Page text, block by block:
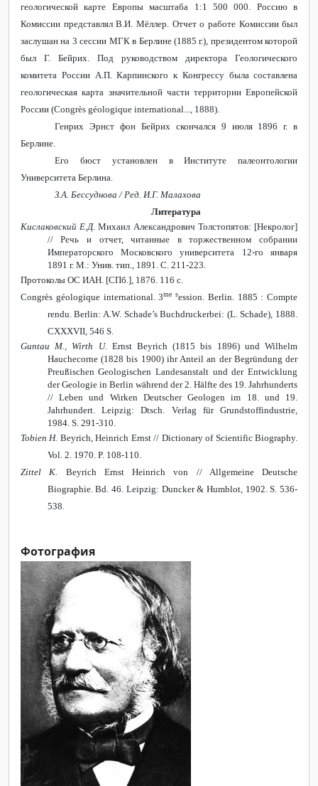
геологической карте Европы масштаба 1:1 500 000. Россию в
Комиссии представлял В.И. Мёллер. Отчет о работе Комиссии был
заслушан на 3 сессии МГК в Берлине (1885 г.), президентом которой
был Г. Бейрих. Под руководством директора Геологического
комитета России А.П. Карпинского к Конгрессу была составлена
геологическая карта значительной части территории Европейской
России (Congrès géologique international ..., 1888).
Генрих Эрнст фон Бейрих скончался 9 июля 1896 г. в
Берлине.
Его бюст установлен в Институте палеонтологии
Университета Берлина.
З.А. Бессуднова / Ред. И.Г. Малахова
Литература
Кислаковский Е.Д. Михаил Александрович Толстопятов: [Некролог]
// Речь и отчет, читанные в торжественном собрании
Императорского Московского университета 12-го января
1891 г. М.: Унив. тип., 1891. С. 211-223.
Протоколы ОС ИАН. [СПб.], 1876. 116 с.
Congrès géologique international. 3me session. Berlin. 1885 : Compte
rendu.Berlin: A.W. Schade’s Buchdruckerbei: (L. Schade), 1888.
CXXXVII, 546 S.
Guntau M., Wirth U. Ernst Beyrich (1815 bis 1896) und Wilhelm
Hauchecorne (1828 bis 1900) ihr Anteil an der Begründung der
Preußischen Geologischen Landesanstalt und der Entwicklung
der Geologie in Berlin während der 2. Hälfte des 19. Jahrhunderts
// Leben und Wirken Deutscher Geologen im 18. und 19.
Jahrhundert. Leipzig: Dtsch. Verlag für Grundstoffindustrie,
1984. S. 291-310.
Tobien H. Beyrich, Heinrich Ernst // Dictionary of Scientific Biography.
Vol. 2. 1970. P. 108-110.
Zittel K. Beyrich Ernst Heinrich von // Allgemeine Deutsche
Biographie. Bd. 46. Leipzig: Duncker & Humblot, 1902. S. 536-
538.
Фотография